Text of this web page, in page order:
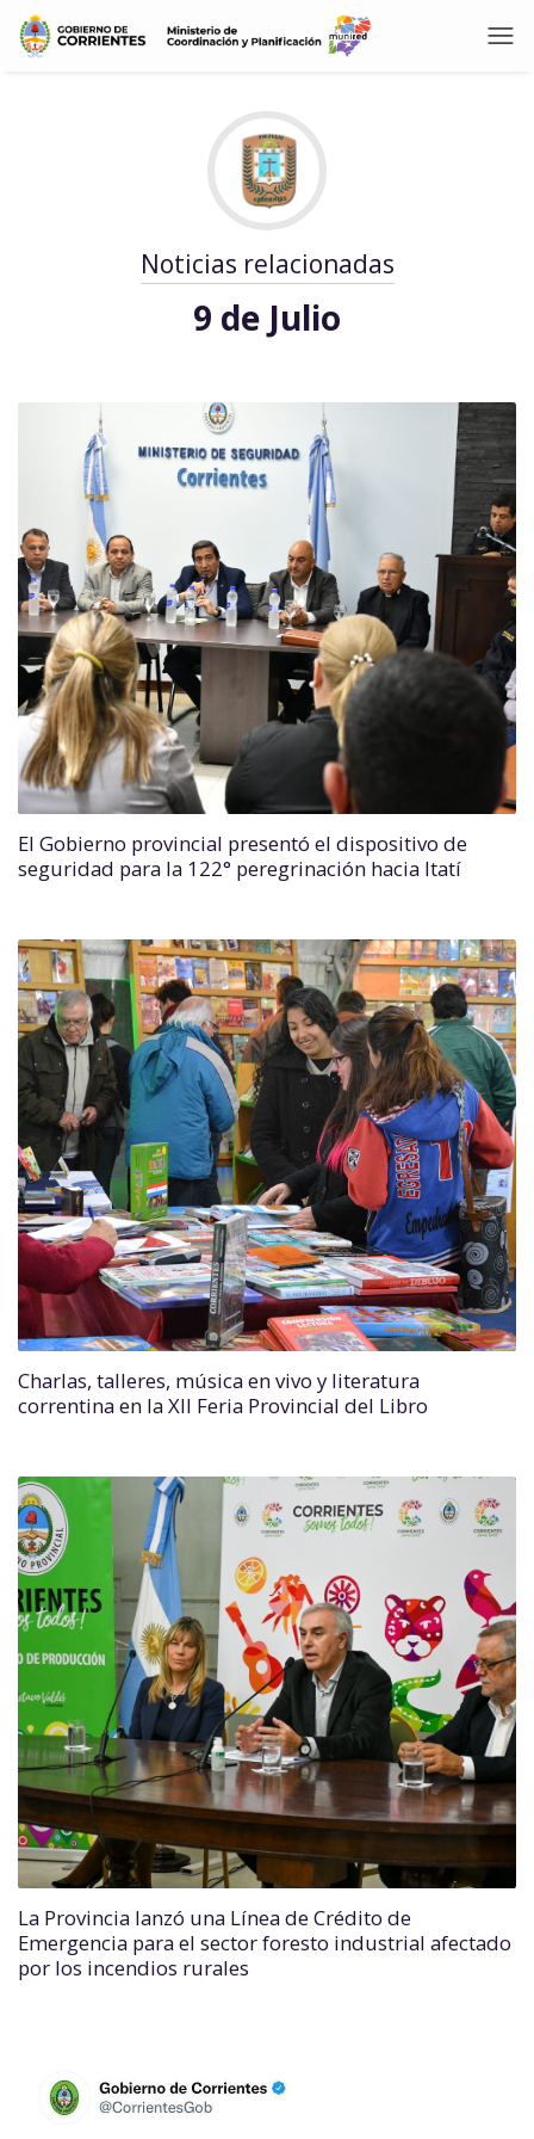
Noticias relacionadas
9 de Julio
El Gobierno provincial presentó el dispositivo de
seguridad para la 122° peregrinación hacia Itatí
Charlas, talleres, música en vivo y literatura
correntina en la XII Feria Provincial del Libro
La Provincia lanzó una Línea de Crédito de
Emergencia para el sector foresto industrial afectado
por los incendios rurales